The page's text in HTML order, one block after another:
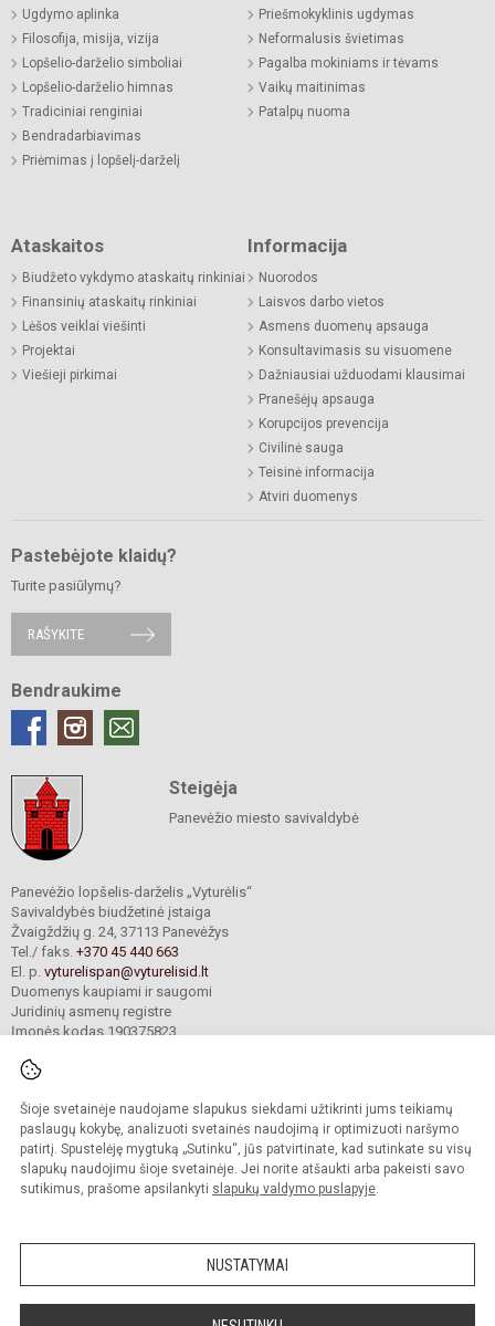
Šioje svetainėje naudojame slapukus siekdami užtikrinti jums teikiamų
paslaugų kokybę, analizuoti svetainės naudojimą ir optimizuoti naršymo
patirtį. Spustelėję mygtuką „Sutinku“, jūs patvirtinate, kad sutinkate su visų
slapukų naudojimu šioje svetainėje. Jei norite atšaukti arba pakeisti savo
sutikimus, prašome apsilankyti slapukų valdymo puslapyje.
NUSTATYMAI
Ugdymo aplinka
Filosofija, misija, vizija
Lopšelio-darželio simboliai
Lopšelio-darželio himnas
Tradiciniai renginiai
Bendradarbiavimas
Priėmimas į lopšelį-darželį
Priešmokyklinis ugdymas
Neformalusis švietimas
Pagalba mokiniams ir tėvams
Vaikų maitinimas
Patalpų nuoma
Ataskaitos
Biudžeto vykdymo ataskaitų rinkiniai
Finansinių ataskaitų rinkiniai
Lėšos veiklai viešinti
Projektai
Viešieji pirkimai
Informacija
Nuorodos
Laisvos darbo vietos
Asmens duomenų apsauga
Konsultavimasis su visuomene
Dažniausiai užduodami klausimai
Pranešėjų apsauga
Korupcijos prevencija
Civilinė sauga
Teisinė informacija
Atviri duomenys
Pastebėjote klaidų?
Turite pasiūlymų?
RAŠYKITE
Bendraukime
Steigėja
Panevėžio miesto savivaldybė
Panevėžio lopšelis-darželis „Vyturėlis“
Savivaldybės biudžetinė įstaiga
Žvaigždžių g. 24, 37113 Panevėžys
Tel./ faks. +370 45 440 663
El. p. vyturelispan@vyturelisid.lt
Duomenys kaupiami ir saugomi
Juridinių asmenų registre
Įmonės kodas 190375823
© 2025. Panevėžio lopšelis-darželis „Vyturėlis“. Visos teisės saugomos.
Kopijuoti turinį be raštiško įstaigos administracijos sutikimo griežtai draudžiama.
Prieinamumo paraiška Slapukų valdymas
Sumanus būdas atnaujinti